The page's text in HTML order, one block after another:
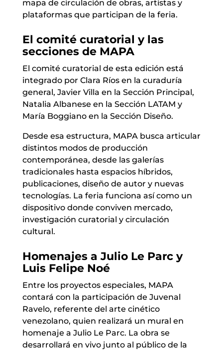
mapa de circulación de obras, artistas y
plataformas que participan de la feria.
El comité curatorial y las
secciones de MAPA
El comité curatorial de esta edición está
integrado por Clara Ríos en la curaduría
general, Javier Villa en la Sección Principal,
Natalia Albanese en la Sección LATAM y
María Boggiano en la Sección Diseño.
Desde esa estructura, MAPA busca articular
distintos modos de producción
contemporánea, desde las galerías
tradicionales hasta espacios híbridos,
publicaciones, diseño de autor y nuevas
tecnologías. La feria funciona así como un
dispositivo donde conviven mercado,
investigación curatorial y circulación
cultural.
Homenajes a Julio Le Parc y
Luis Felipe Noé
Entre los proyectos especiales, MAPA
contará con la participación de Juvenal
Ravelo, referente del arte cinético
venezolano, quien realizará un mural en
homenaje a Julio Le Parc. La obra se
desarrollará en vivo junto al público de la